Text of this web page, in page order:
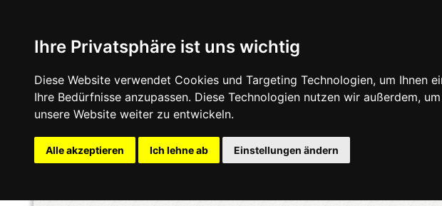
Ihre Privatsphäre ist uns wichtig
Diese Website verwendet Cookies und Targeting Technologien, um Ihnen
Ihre Bedürfnisse anzupassen. Diese Technologien nutzen wir außerdem,
unsere Website weiter zu entwickeln.
Alle akzeptieren Ich lehne ab Einstellungen ändern